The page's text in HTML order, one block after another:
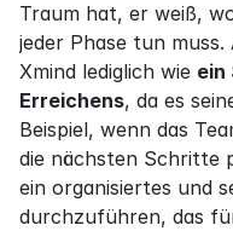
Traum hat, er weiß,
jeder Phase tun
Xmind lediglich wie ein
Erreichens, da es
Beispiel, wenn das
die nächsten Schritte
ein organisiertes und
durchzuführen, das